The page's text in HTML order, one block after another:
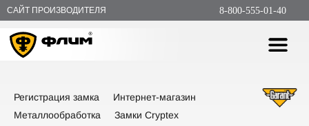
САЙТ ПРОИЗВОДИТЕЛЯ 8-800-555-01-40
Регистрация замка
Интернет-магазин
Металлообработка
Замки Cryptex